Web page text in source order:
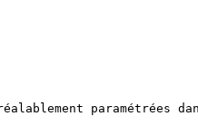
paramétrées